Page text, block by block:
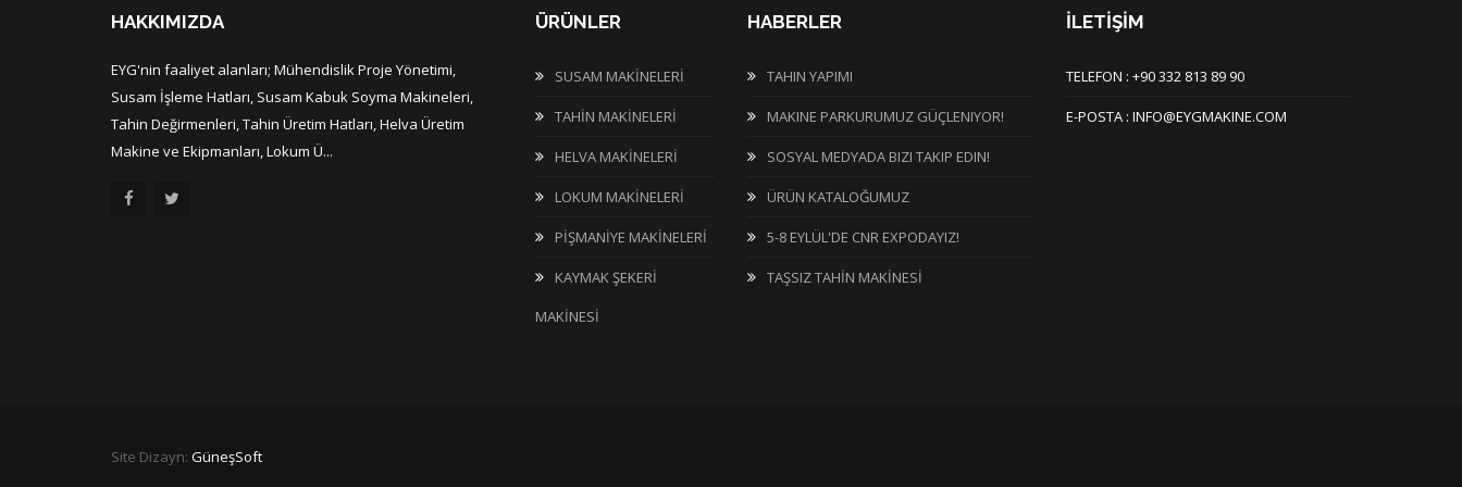
HAKKIMIZDA
EYG'nin faaliyet alanları; Mühendislik Proje Yönetimi,
Susam İşleme Hatları, Susam Kabuk Soyma Makineleri,
Tahin Değirmenleri, Tahin Üretim Hatları, Helva Üretim
Makine ve Ekipmanları, Lokum Ü...
ÜRÜNLER
SUSAM MAKİNELERİ
TAHİN MAKİNELERİ
HELVA MAKİNELERİ
LOKUM MAKİNELERİ
PİŞMANİYE MAKİNELERİ
KAYMAK ŞEKERİ
MAKİNESİ
HABERLER
TAHIN YAPIMI
MAKINE PARKURUMUZ GÜÇLENIYOR!
SOSYAL MEDYADA BIZI TAKIP EDIN!
ÜRÜN KATALOĞUMUZ
5-8 EYLÜL'DE CNR EXPODAYIZ!
TAŞSIZ TAHİN MAKİNESİ
İLETİŞİM
TELEFON : +90 332 813 89 90
E-POSTA : INFO@EYGMAKINE.COM
Site Dizayn: GüneşSoft